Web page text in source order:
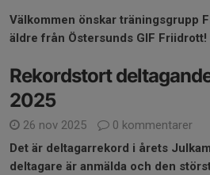
Välkommen önskar träningsgrupp
äldre från Östersunds GIF Friidrott!
Rekordstort
2025
26 nov 2025
0 kommentarer
Det är deltagarrekord i årets
deltagare är anmälda och den